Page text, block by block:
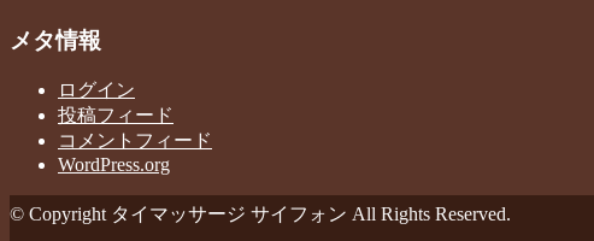
メタ情報
ログイン
投稿フィード
コメントフィード
WordPress.org
© Copyright タイマッサージ サイフォン All Rights Reserved.